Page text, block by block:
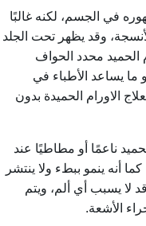
في الجسم، لكنه غالبًا
وقد يظهر تحت الجلد
الحميد محدد الحواف
ما يساعد الأطباء في
علاج الاورام الحميدة بدون
ناعمًا أو مطاطيًا عند
أنه ينمو ببطء ولا ينتشر
لا يسبب أي ألم، ويتم
الأشعة.